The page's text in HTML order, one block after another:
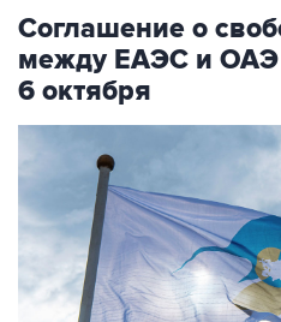
Соглашение о
между ЕАЭС и ОАЭ
6 октября